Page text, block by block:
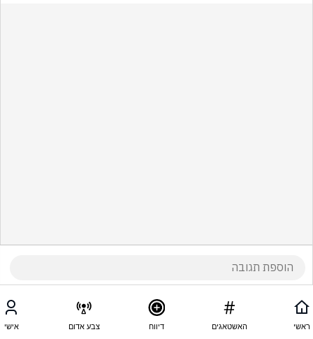
ראשי האשטאגים דיווח צבע אדום אישי